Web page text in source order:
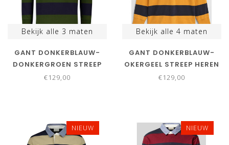
Bekijk alle 3 maten
GANT DONKERBLAUW-
DONKERGROEN STREEP
HEREN RUGBY SHIRT
€129,00
Bekijk alle 4 maten
GANT DONKERBLAUW-
OKERGEEL STREEP HEREN
RUGBY SHIRT SWEATER
€129,00
NIEUW NIEUW